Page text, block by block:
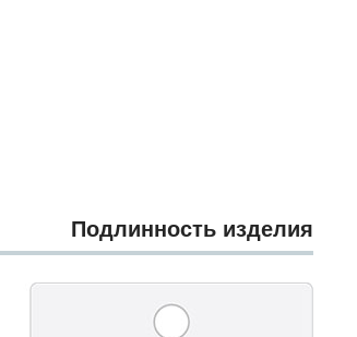
Подлинность изделия